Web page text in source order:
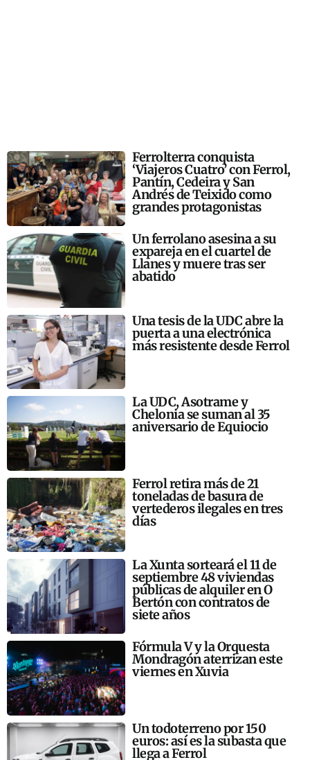
Ferrolterra conquista
‘Viajeros Cuatro’ con Ferrol,
Pantín, Cedeira y San
Andrés de Teixido como
grandes protagonistas
Un ferrolano asesina a su
expareja en el cuartel de
Llanes y muere tras ser
abatido
Una tesis de la UDC abre la
puerta a una electrónica
más resistente desde Ferrol
La UDC, Asotrame y
Chelonia se suman al 35
aniversario de Equiocio
Ferrol retira más de 21
toneladas de basura de
vertederos ilegales en tres
días
La Xunta sorteará el 11 de
septiembre 48 viviendas
públicas de alquiler en O
Bertón con contratos de
siete años
Fórmula V y la Orquesta
Mondragón aterrizan este
viernes en Xuvia
Un todoterreno por 150
euros: así es la subasta que
llega a Ferrol